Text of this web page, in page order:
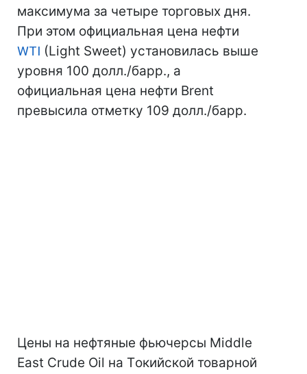
максимума за четыре торговых дня.
При этом официальная цена нефти
WTI (Light Sweet) установилась выше
уровня 100 долл./барр., а
официальная цена нефти Brent
превысила отметку 109 долл./барр.
Цены на нефтяные фьючерсы Middle
East Crude Oil на Tокийской товарной